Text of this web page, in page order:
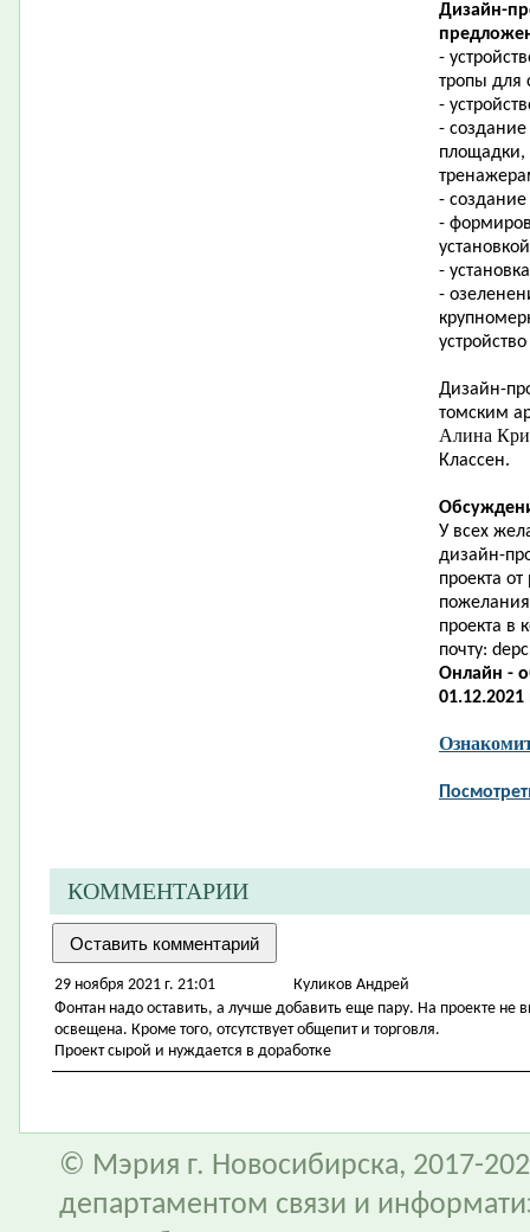
Дизайн-
-
тропы для
-
-
площадки,
-
-
-
-
Дизайн-
томским
Алина
Классен.
У всех
дизайн-
проекта
проекта в
почту:
Онлайн -
01.12.2021
КОММЕНТАРИИ
29 ноября 2021 г. 21:01
Куликов Андрей
Фонтан надо оставить, а лучше добавить еще пару. На проекте не
освещена. Кроме того, отсутствует общепит и торговля.
Проект сырой и нуждается в доработке
© Мэрия г. Новосибирска, 2017-
департаментом связи и